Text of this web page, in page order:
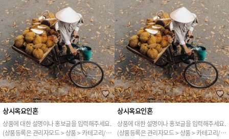
상시옥요인혼
상품에 대한 설명이나 홍보글을 입력해주세요.
(상품등록은 관리자모드 > 상품 > 카테고리/상품관리 > 상품등록 가능)
상시옥요인혼
상품에 대한 설명이나 홍보글을 입력해주세요.
(상품등록은 관리자모드 > 상품 > 카테고리/상품관리 > 상품등록 가능)